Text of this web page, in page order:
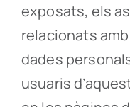
exposats, els
relacionats
dades
usuaris